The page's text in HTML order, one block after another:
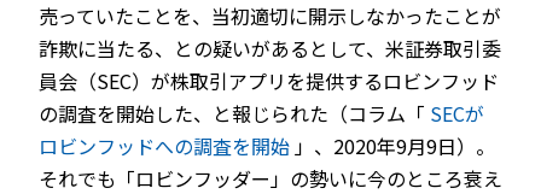
売っていたことを、当初適切に開示しなかったことが
詐欺に当たる、との疑いがあるとして、米証券取引委
員会（SEC）が株取引アプリを提供するロビンフッド
の調査を開始した、と報じられた（コラム「 SECが
ロビンフッドへの調査を開始」、2020年9月9日）。
それでも「ロビンフッダー」の勢いに今のところ衰え